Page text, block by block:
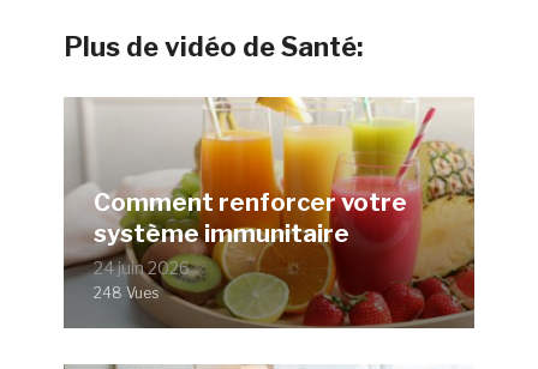
Plus de vidéo de Santé:
Comment renforcer votre
système immunitaire
24 juin 2026
248 Vues